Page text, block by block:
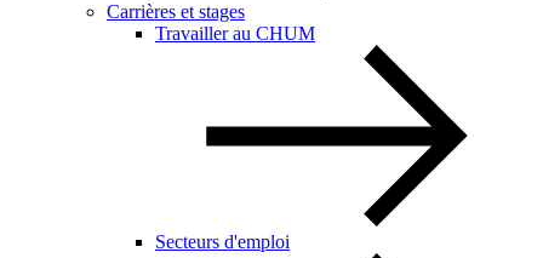
Carrières et stages
Travailler au CHUM
Secteurs d'emploi